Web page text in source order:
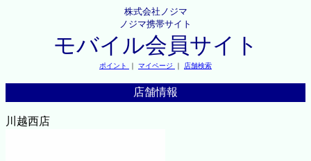
株式会社ノジマ
ノジマ携帯サイト
モバイル会員サイト
ポイント ｜ マイページ ｜ 店舗検索
店舗情報
川越西店